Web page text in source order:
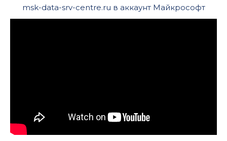
msk-data-srv-centre.ru в аккаунт Майкрософт